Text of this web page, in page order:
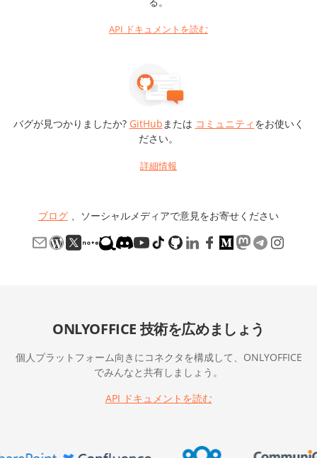
API ドキュメントを読む
バグが見つかりましたか? GitHubまたは コミュニティ をお使いく
ださい。
詳細情報
ブログ 、ソーシャルメディアで意見をお寄せください
ONLYOFFICE 技術を広めましょう
個人プラットフォーム向きにコネクタを構成して、ONLYOFFICE
でみんなと共有しましょう。
API ドキュメントを読む